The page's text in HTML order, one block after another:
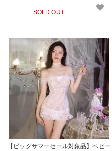
SOLD OUT
【ビッグサマーセール対象品】ベビー